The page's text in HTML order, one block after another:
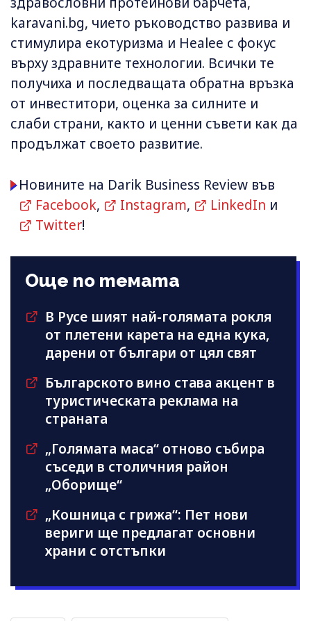
karavani.bg, чието ръководство развива и
стимулира екотуризма и Healee с фокус
върху здравните технологии. Всички те
получиха и последващата обратна връзка
от инвеститори, оценка за силните и
слаби страни, както и ценни съвети как да
продължат своето развитие.
Новините на Darik Business Review във
Facebook, Instagram, LinkedIn и
Twitter!
Още по темата
В Русе шият най-голямата рокля
от плетени карета на една кука,
дарени от българи от цял свят
Българското вино става акцент в
туристическата реклама на
страната
„Голямата маса“ отново събира
съседи в столичния район
„Оборище“
„Кошница с грижа“: Пет нови
вериги ще предлагат основни
храни с отстъпки